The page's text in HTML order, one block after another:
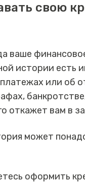
свою
ваше
истории есть
или об
откажет вам в
может
оформить